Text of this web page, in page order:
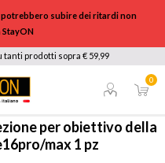
subire dei ritardi non
tanti prodotti sopra € 59,99
0
TELEFONIA
/ TECAMGLIP16PK
per obiettivo della
max 1 pz